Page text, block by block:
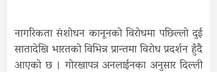
नागरिकता संशोधन कानूनको विरोधमा पछिल्लो दुई
सातादेखि भारतको विभिन्न प्रान्तमा विरोध प्रदर्शन हुँदै
आएको छ । गोरखापत्र अनलाईनका अनुसार दिल्ली